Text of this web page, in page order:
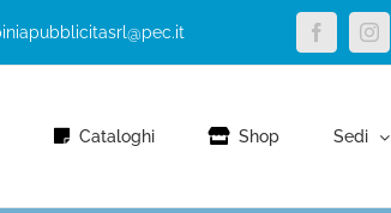
Cataloghi Shop Sedi